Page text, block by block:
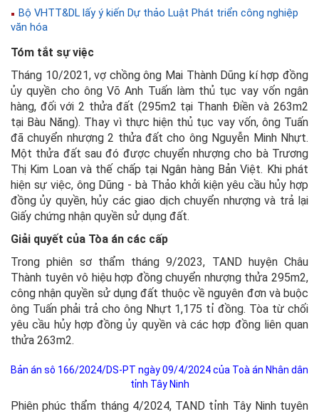
Bộ VHTT&DL lấy ý kiến Dự thảo Luật Phát triển công nghiệp
văn hóa
Tóm tắt sự việc
Tháng 10/2021, vợ chồng ông Mai Thành Dũng kí hợp đồng
ủy quyền cho ông Võ Anh Tuấn làm thủ tục vay vốn ngân
hàng, đối với 2 thửa đất (295m2 tại Thanh Điền và 263m2
tại Bàu Năng). Thay vì thực hiện thủ tục vay vốn, ông Tuấn
đã chuyển nhượng 2 thửa đất cho ông Nguyễn Minh Nhựt.
Một thửa đất sau đó được chuyển nhượng cho bà Trương
Thị Kim Loan và thế chấp tại Ngân hàng Bản Việt. Khi phát
hiện sự việc, ông Dũng - bà Thảo khởi kiện yêu cầu hủy hợp
đồng ủy quyền, hủy các giao dịch chuyển nhượng và trả lại
Giấy chứng nhận quyền sử dụng đất.
Giải quyết của Tòa án các cấp
Trong phiên sơ thẩm tháng 9/2023, TAND huyện Châu
Thành tuyên vô hiệu hợp đồng chuyển nhượng thửa 295m2,
công nhận quyền sử dụng đất thuộc về nguyên đơn và buộc
ông Tuấn phải trả cho ông Nhựt 1,175 tỉ đồng. Tòa từ chối
yêu cầu hủy hợp đồng ủy quyền và các hợp đồng liên quan
thửa 263m2.
Bản án sô 166/2024/DS-PT ngày 09/4/2024 của Toà án Nhân dân
tỉnh Tây Ninh
Phiên phúc thẩm tháng 4/2024, TAND tỉnh Tây Ninh tuyên